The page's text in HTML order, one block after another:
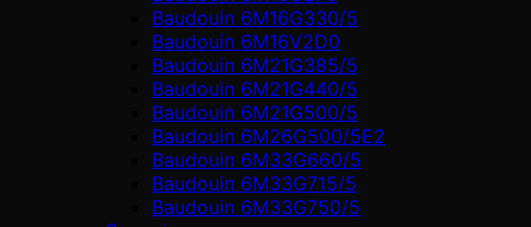
Baudouin 6M16G330/5
Baudouin 6M16V2D0
Baudouin 6M21G385/5
Baudouin 6M21G440/5
Baudouin 6M21G500/5
Baudouin 6M26G500/5E2
Baudouin 6M33G660/5
Baudouin 6M33G715/5
Baudouin 6M33G750/5